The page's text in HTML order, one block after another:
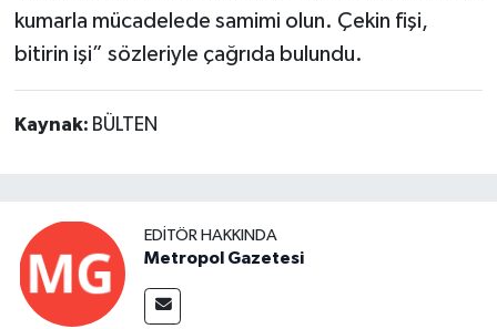
kumarla mücadelede samimi olun. Çekin fişi,
bitirin işi” sözleriyle çağrıda bulundu.
Kaynak: BÜLTEN
EDITÖR HAKKINDA
Metropol Gazetesi